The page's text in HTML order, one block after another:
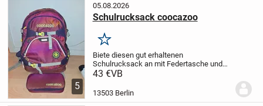
5
05.08.2026
Schulrucksack coocazoo
Merken
Biete diesen gut erhaltenen
Schulrucksack an mit Federtasche und
Regenüberzieher.
Fragen gerne anschreiben
43 €VB
13503 Berlin